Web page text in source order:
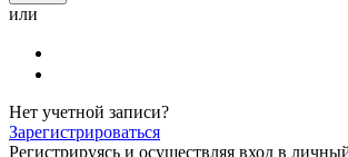
или
Нет учетной записи?
Зарегистрироваться
Регистрируясь и осуществляя вход в